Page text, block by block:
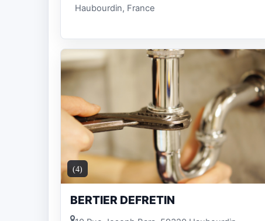
Haubourdin, France
(4)
BERTIER DEFRETIN